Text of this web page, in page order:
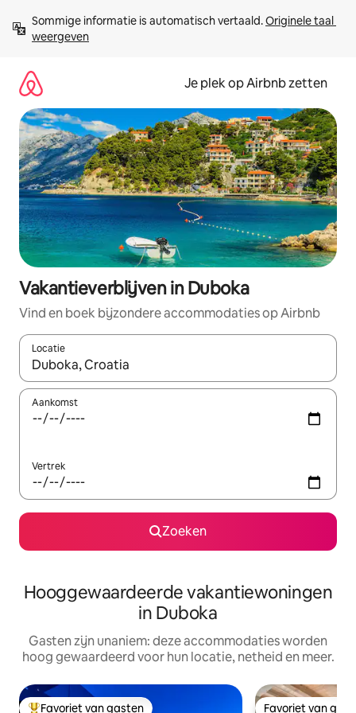
direct
naar
Sommige informatie is automatisch vertaald. Originele taal
weergeven
Je plek op Airbnb zetten
Vakantieverblijven in Duboka
Vind en boek bijzondere accommodaties op Airbnb
Locatie
Wanneer er resultaten beschikbaar zijn, maak je een keuze
Aankomst
Vertrek
Zoeken
Hooggewaardeerde vakantiewoningen
in Duboka
Gasten zijn unaniem: deze accommodaties worden
hoog gewaardeerd voor hun locatie, netheid en meer.
Favoriet van gasten Favoriet van